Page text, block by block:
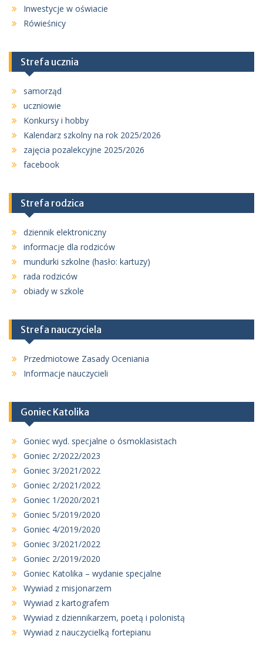
Inwestycje w oświacie
Rówieśnicy
Strefa ucznia
samorząd
uczniowie
Konkursy i hobby
Kalendarz szkolny na rok 2025/2026
zajęcia pozalekcyjne 2025/2026
facebook
Strefa rodzica
dziennik elektroniczny
informacje dla rodziców
mundurki szkolne (hasło: kartuzy)
rada rodziców
obiady w szkole
Strefa nauczyciela
Przedmiotowe Zasady Oceniania
Informacje nauczycieli
Goniec Katolika
Goniec wyd. specjalne o ósmoklasistach
Goniec 2/2022/2023
Goniec 3/2021/2022
Goniec 2/2021/2022
Goniec 1/2020/2021
Goniec 5/2019/2020
Goniec 4/2019/2020
Goniec 3/2021/2022
Goniec 2/2019/2020
Goniec Katolika – wydanie specjalne
Wywiad z misjonarzem
Wywiad z kartografem
Wywiad z dziennikarzem, poetą i polonistą
Wywiad z nauczycielką fortepianu